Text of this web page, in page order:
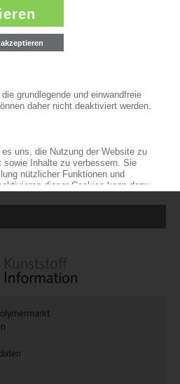
und Neuigkeiten aus der
brandaktuell!
abonnieren